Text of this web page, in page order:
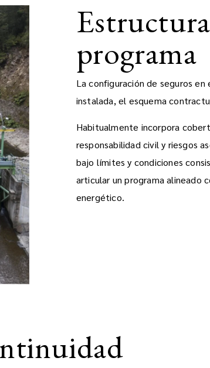
programa
La configuración de seguros
instalada, el esquema
Habitualmente incorpora
responsabilidad civil y riesgos
bajo límites y condiciones
articular un programa alineado
energético.